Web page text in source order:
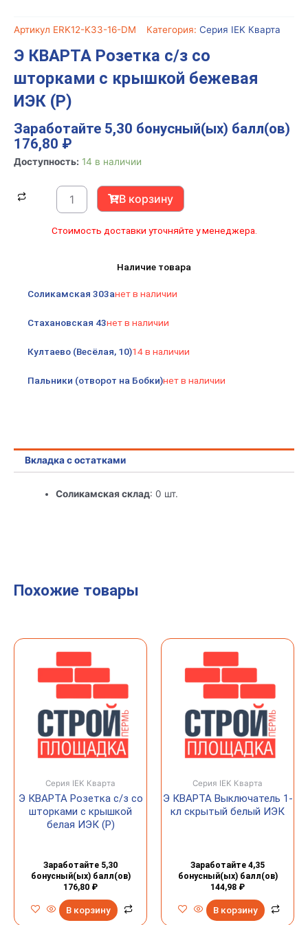
Артикул ERK12-K33-16-DM Категория: Серия IEK Кварта
Э КВАРТА Розетка c/з со
шторками с крышкой бежевая
ИЭК (Р)
Заработайте 5,30 бонусный(ых) балл(ов)
176,80 ₽
Доступность: 14 в наличии
Количество
КВАРТА
с
бежевая
(Р)
В корзину
Стоимость доставки уточняйте у менеджера.
Наличие товара
Соликамская 303анет в наличии
Стахановская 43нет в наличии
Култаево (Весёлая, 10)14 в наличии
Пальники (отворот на Бобки)нет в наличии
Вкладка с остатками
Соликамская склад: 0 шт.
Похожие товары
Серия IEK Кварта
Э КВАРТА Розетка c/з со
шторками с крышкой
белая ИЭК (Р)
Заработайте 5,30
бонусный(ых) балл(ов)
176,80 ₽
В корзину
Серия IEK Кварта
Э КВАРТА Выключатель 1-
кл скрытый белый ИЭК
Заработайте 4,35
бонусный(ых) балл(ов)
144,98 ₽
В корзину